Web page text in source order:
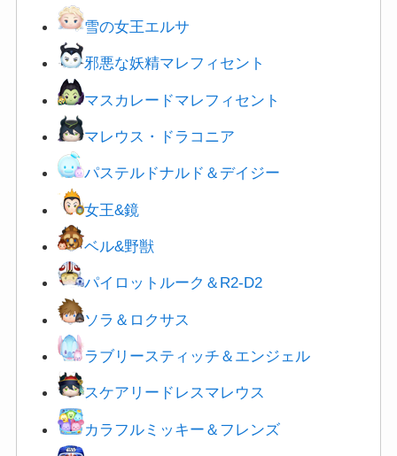
雪の女王エルサ
邪悪な妖精マレフィセント
マスカレードマレフィセント
マレウス・ドラコニア
パステルドナルド＆デイジー
女王&鏡
ベル&野獣
パイロットルーク＆R2-D2
ソラ＆ロクサス
ラブリースティッチ＆エンジェル
スケアリードレスマレウス
カラフルミッキー＆フレンズ